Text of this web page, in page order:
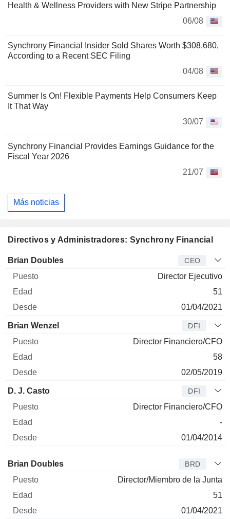
Health & Wellness Providers with New Stripe Partnership
06/08
Synchrony Financial Insider Sold Shares Worth $308,680,
According to a Recent SEC Filing
04/08
Summer Is On! Flexible Payments Help Consumers Keep
It That Way
30/07
Synchrony Financial Provides Earnings Guidance for the
Fiscal Year 2026
21/07
Más noticias
Directivos y Administradores: Synchrony Financial
Director Puesto
Brian Doubles CEO
Director Ejecutivo
51
01/04/2021
Brian Wenzel DFI
Director Financiero/CFO
58
02/05/2019
D. J. Casto DFI
Director Financiero/CFO
-
01/04/2014
Administrador Puesto
Brian Doubles BRD
Director/Miembro de la Junta
51
01/04/2021